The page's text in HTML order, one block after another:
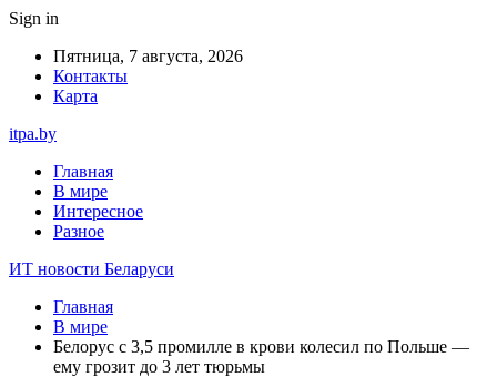
Sign in
Пятница, 7 августа, 2026
Контакты
Карта
itpa.by
Главная
В мире
Интересное
Разное
ИТ новости Беларуси
Главная
В мире
Белорус с 3,5 промилле в крови колесил по Польше —
ему грозит до 3 лет тюрьмы